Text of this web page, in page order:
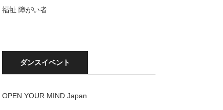
福祉 障がい者
ダンスイベント
OPEN YOUR MIND Japan